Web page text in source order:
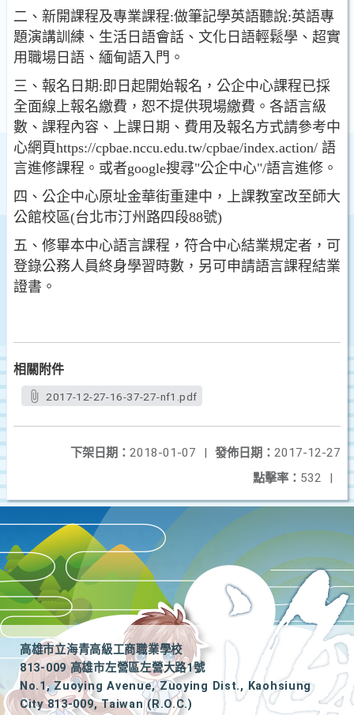
二、新開課程及專業課程:做筆記學英語聽說:英語專
題演講訓練、生活日語會話、文化日語輕鬆學、超實
用職場日語、緬甸語入門。
三、報名日期:即日起開始報名，公企中心課程已採
全面線上報名繳費，恕不提供現場繳費。各語言級
數、課程內容、上課日期、費用及報名方式請參考中
心網頁https://cpbae.nccu.edu.tw/cpbae/index.action/ 語
言進修課程。或者google搜尋"公企中心"/語言進修。
四、公企中心原址金華街重建中，上課教室改至師大
公館校區(台北市汀州路四段88號)
五、修畢本中心語言課程，符合中心結業規定者，可
登錄公務人員終身學習時數，另可申請語言課程結業
證書。
相關附件
2017-12-27-16-37-27-nf1.pdf
發佈日期： 2017-12-27
下架日期： 2018-01-07
|
點擊率： 532 |
高雄市立海青高級工商職業學校
813-009 高雄市左營區左營大路1號
No.1, Zuoying Avenue, Zuoying Dist., Kaohsiung
City 813-009, Taiwan (R.O.C.)